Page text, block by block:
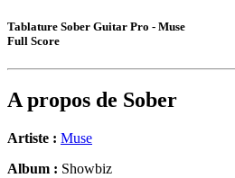
Tablature Sober Guitar Pro - Muse
Full Score
A propos de Sober
Artiste : Muse
Album : Showbiz